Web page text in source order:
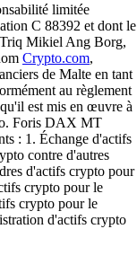
limitée
C 88392 et dont le
Triq Mikiel Ang Borg,
Crypto.com,
de Malte en tant
au règlement
est mis en œuvre à
Foris DAX MT
: 1. Échange d'actifs
contre d'autres
d'actifs crypto pour
crypto pour le
crypto pour le
d'actifs crypto